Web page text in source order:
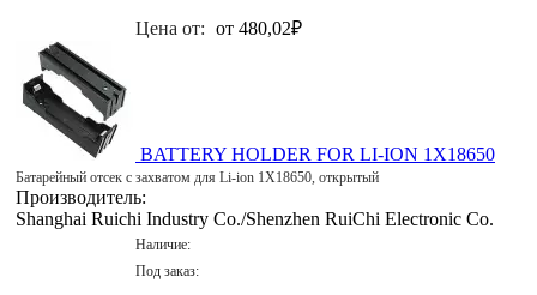
Цена от: от 480,02₽
BATTERY HOLDER FOR LI-ION 1X18650
Батарейный отсек с захватом для Li-ion 1X18650, открытый
Производитель:
Shanghai Ruichi Industry Co./Shenzhen RuiChi Electronic Co.
Наличие:
Под заказ: